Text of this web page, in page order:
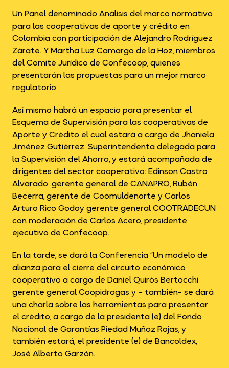
Un Panel denominado Análisis del marco normativo
para las cooperativas de aporte y crédito en
Colombia con participación de Alejandro Rodríguez
Zárate. Y Martha Luz Camargo de la Hoz, miembros
del Comité Jurídico de Confecoop, quienes
presentarán las propuestas para un mejor marco
regulatorio.
Así mismo habrá un espacio para presentar el
Esquema de Supervisión para las cooperativas de
Aporte y Crédito el cual estará a cargo de Jhaniela
Jiménez Gutiérrez. Superintendenta delegada para
la Supervisión del Ahorro, y estará acompañada de
dirigentes del sector cooperativo: Edinson Castro
Alvarado. gerente general de CANAPRO, Rubén
Becerra, gerente de Coomuldenorte y Carlos
Arturo Rico Godoy gerente general COOTRADECUN
con moderación de Carlos Acero, presidente
ejecutivo de Confecoop.
En la tarde, se dará la Conferencia “Un modelo de
alianza para el cierre del circuito económico
cooperativo a cargo de Daniel Quirós Bertocchi
gerente general Coopidrogas y – también- se dará
una charla sobre las herramientas para presentar
el crédito, a cargo de la presidenta (e) del Fondo
Nacional de Garantías Piedad Muñoz Rojas, y
también estará, el presidente (e) de Bancoldex,
José Alberto Garzón.